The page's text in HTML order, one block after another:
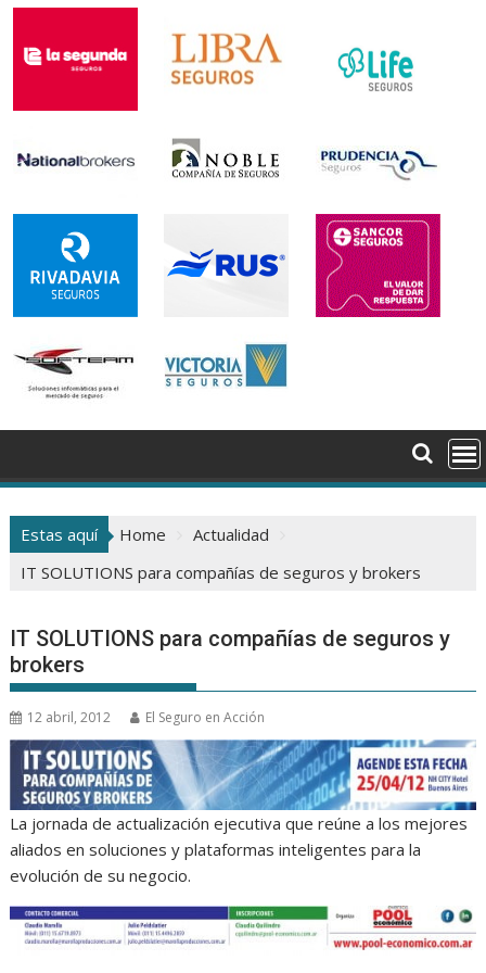
Estas aquí Home
Actualidad
IT SOLUTIONS para compañías de seguros y brokers
IT SOLUTIONS para compañías de seguros y
brokers
12 abril, 2012 El Seguro en Acción
La jornada de actualización ejecutiva que reúne a los mejores
aliados en soluciones y plataformas inteligentes para la
evolución de su negocio.